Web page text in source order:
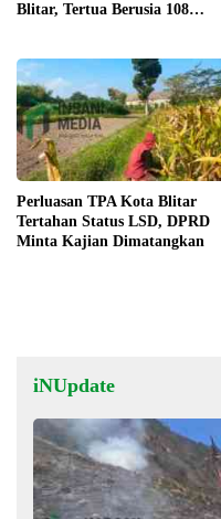
Blitar, Tertua Berusia 108
Perluasan TPA Kota Blitar
Tertahan Status LSD, DPRD
Minta Kajian Dimatangkan
iNUpdate